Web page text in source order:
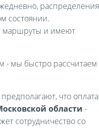
распределения
состоянии.
маршруты и имеют
- мы быстро рассчитаем
что оплата
области -
сотрудничество со